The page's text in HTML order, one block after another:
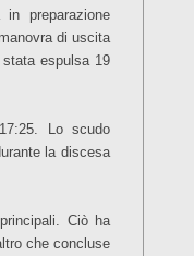
preparazione
di uscita
espulsa 19
Lo scudo
la discesa
Ciò ha
che concluse